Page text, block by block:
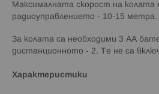
Максималната скорост на колата
радиоуправлението - 10-15 метра.
За колата са необходими 3 АА
дистанционното - 2. Те не са
Характеристики